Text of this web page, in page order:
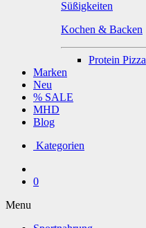
Süßigkeiten
Kochen & Backen
Protein Pizza
Marken
Neu
% SALE
MHD
Blog
Kategorien
0
Menu